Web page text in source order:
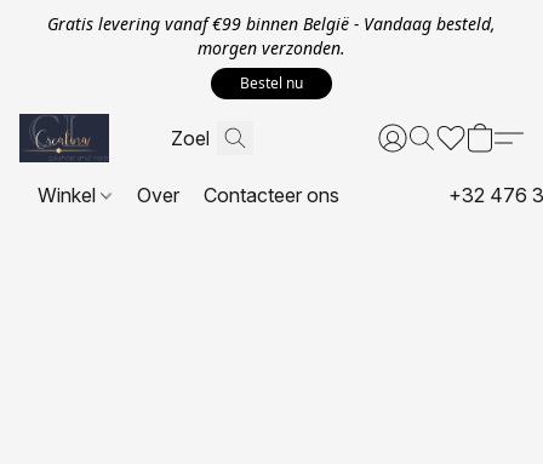
Gratis levering vanaf €99 binnen België - Vandaag besteld,
morgen verzonden.
Bestel nu
Winkel Over Contacteer ons +32 476